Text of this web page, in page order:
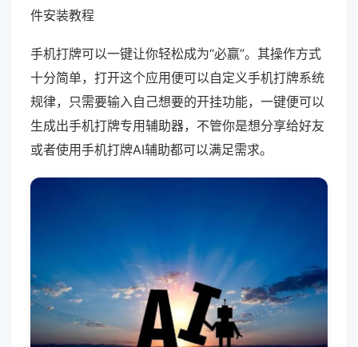
件安装教程
手机打牌可以一键让你轻松成为“必赢”。其操作方式
十分简单，打开这个应用便可以自定义手机打牌系统
规律，只需要输入自己想要的开挂功能，一键便可以
生成出手机打牌专用辅助器，不管你是想分享给好友
或者使用手机打牌AI辅助都可以满足需求。